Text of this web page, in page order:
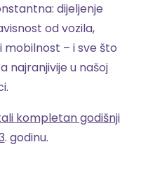
dijeljenje
od vozila,
– i sve što
najranjivije u našoj
kompletan godišnji
. godinu.